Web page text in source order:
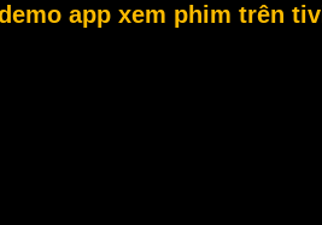
app xem phim trên